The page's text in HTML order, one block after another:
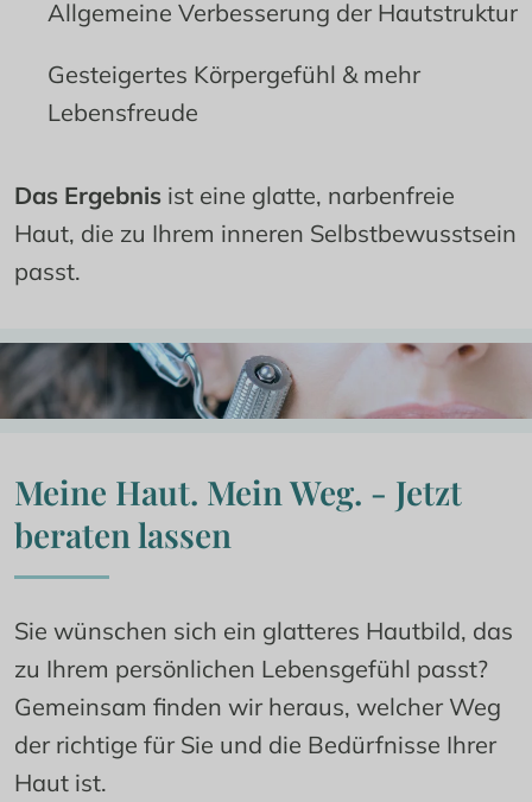
Allgemeine Verbesserung der Hautstruktur
Gesteigertes Körpergefühl & mehr
Lebensfreude
Das Ergebnis ist eine glatte, narbenfreie
Haut, die zu Ihrem inneren Selbstbewusstsein
passt.
Meine Haut. Mein Weg. - Jetzt
beraten lassen
Sie wünschen sich ein glatteres Hautbild, das
zu Ihrem persönlichen Lebensgefühl passt?
Gemeinsam finden wir heraus, welcher Weg
der richtige für Sie und die Bedürfnisse Ihrer
Haut ist.